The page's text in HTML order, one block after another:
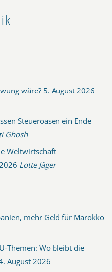
wäre? 5. August 2026
Steueroasen ein Ende
Ghosh
Weltwirtschaft
Lotte Jäger
mehr Geld für Marokko
Themen: Wo bleibt die
August 2026